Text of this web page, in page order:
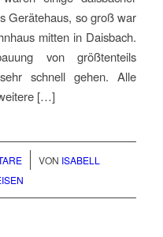
Gerätehaus, so groß war
mitten in Daisbach.
von größtenteils
schnell gehen. Alle
[…]
VON ISABELL